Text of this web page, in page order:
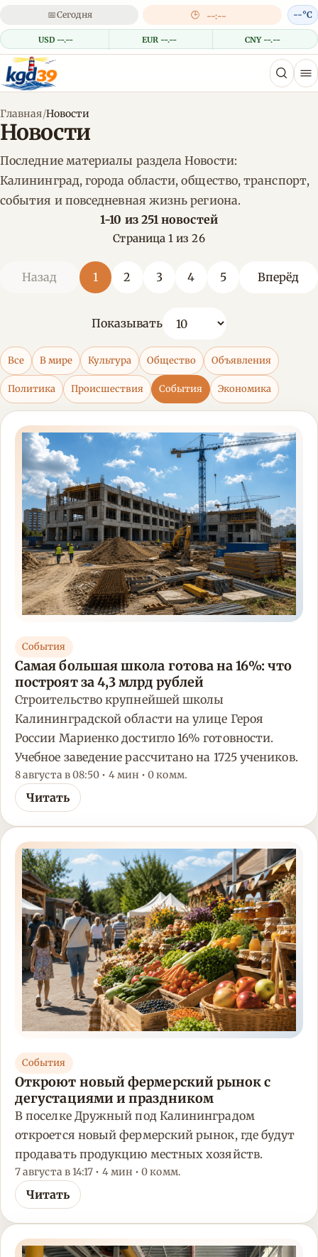
📅Сегодня 🕒 --:--
USD --.-- EUR --.-- CNY --.--
--°C
Главная/Новости
Новости
Последние материалы раздела Новости:
Калининград, города области, общество, транспорт,
события и повседневная жизнь региона.
1-10 из 251 новостей
Страница 1 из 26
Назад 1 2 3 4 5 Вперёд
Показывать
Все В мире Культура Общество Объявления
Политика Происшествия События Экономика
События
Самая большая школа готова на 16%: что
построят за 4,3 млрд рублей
Строительство крупнейшей школы
Калининградской области на улице Героя
России Мариенко достигло 16% готовности.
Учебное заведение рассчитано на 1725 учеников.
8 августа в 08:50 • 4 мин • 0 комм.
Читать
События
Откроют новый фермерский рынок с
дегустациями и праздником
В поселке Дружный под Калининградом
откроется новый фермерский рынок, где будут
продавать продукцию местных хозяйств.
7 августа в 14:17 • 4 мин • 0 комм.
Читать